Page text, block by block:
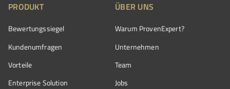
PRODUKT
Bewertungssiegel
Kundenumfragen
Vorteile
Enterprise Solution
ÜBER UNS
Warum ProvenExpert?
Unternehmen
Team
Jobs